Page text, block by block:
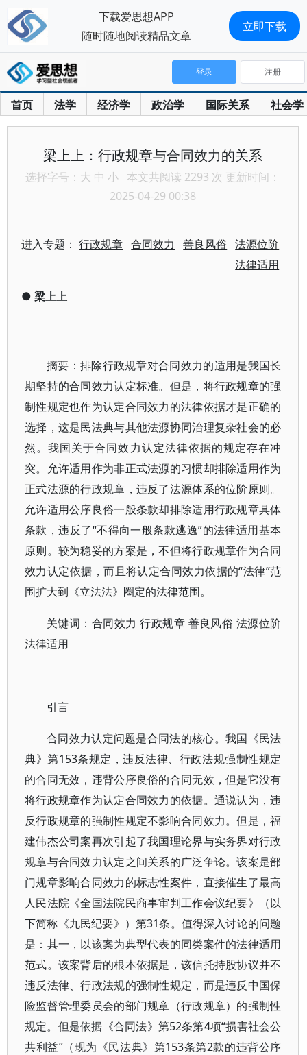
首页 法学 经济学 政治学 国际关系 社会学
登录 注册
梁上上：行政规章与合同效力的关系
选择字号： 大 中 小 本文共阅读 2293 次 更新时间：
2025-04-29 00:38
进入专题：行政规章 合同效力 善良风俗
法源位阶
法律适用
● 梁上上
摘要：排除行政规章对合同效力的适用是我国长
期坚持的合同效力认定标准。但是，将行政规章的强
制性规定也作为认定合同效力的法律依据才是正确的
选择，这是民法典与其他法源协同治理复杂社会的必
然。我国关于合同效力认定法律依据的规定存在冲
突。允许适用作为非正式法源的习惯却排除适用作为
正式法源的行政规章，违反了法源体系的位阶原则。
允许适用公序良俗一般条款却排除适用行政规章具体
条款，违反了“不得向一般条款逃逸”的法律适用基本
原则。较为稳妥的方案是，不但将行政规章作为合同
效力认定依据，而且将认定合同效力依据的“法律”范
围扩大到《立法法》圈定的法律范围。
关键词：合同效力 行政规章 善良风俗 法源位阶
法律适用
引言
合同效力认定问题是合同法的核心。我国《民法
典》第153条规定，违反法律、行政法规强制性规定
的合同无效，违背公序良俗的合同无效，但是它没有
将行政规章作为认定合同效力的依据。通说认为，违
反行政规章的强制性规定不影响合同效力。但是，福
建伟杰公司案再次引起了我国理论界与实务界对行政
规章与合同效力认定之间关系的广泛争论。该案是部
门规章影响合同效力的标志性案件，直接催生了最高
人民法院《全国法院民商事审判工作会议纪要》（以
下简称《九民纪要》）第31条。值得深入讨论的问题
是：其一，以该案为典型代表的同类案件的法律适用
范式。该案背后的根本依据是，该信托持股协议并不
违反法律、行政法规的强制性规定，而是违反中国保
险监督管理委员会的部门规章（行政规章）的强制性
规定。但是依据《合同法》第52条第4项“损害社会公
共利益”（现为《民法典》第153条第2款的违背公序
下载爱思想APP
随时随地阅读精品文章
立即下载